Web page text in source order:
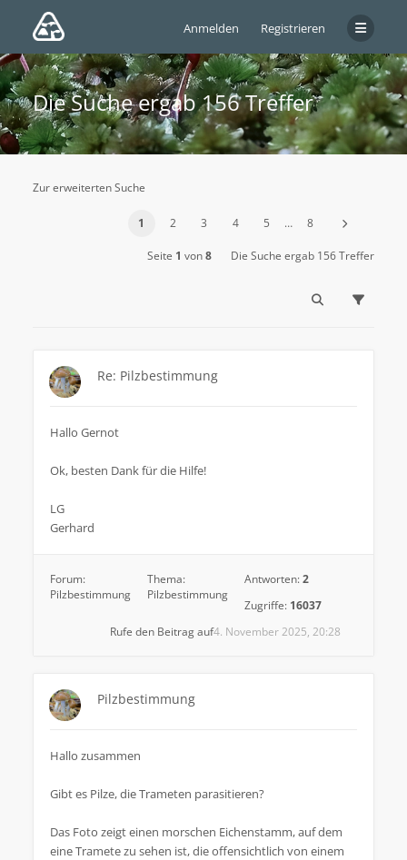
Anmelden Registrieren
Die Suche ergab 156 Treffer
Zur erweiterten Suche
1 2 3 4 5 … 8
Seite 1 von8 Die Suche ergab 156 Treffer
Re: Pilzbestimmung
Hallo Gernot
Ok, besten Dank für die Hilfe!
LG
Gerhard
Forum:
Pilzbestimmung
Thema:
Pilzbestimmung
Antworten:2
Zugriffe: 16037
4. November 2025, 20:28
Rufe den Beitrag auf
Pilzbestimmung
Hallo zusammen
Gibt es Pilze, die Trameten parasitieren?
Das Foto zeigt einen morschen Eichenstamm, auf dem
eine Tramete zu sehen ist, die offensichtlich von einem